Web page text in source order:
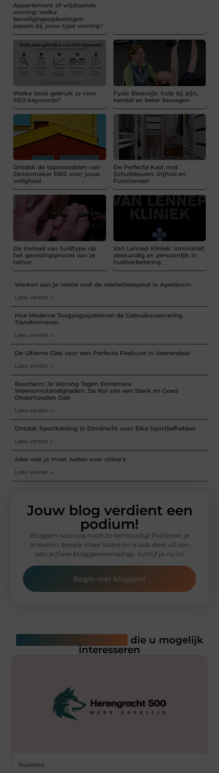
Appartement of vrijstaande
woning: welke
beveiligingsoplossingen
passen bij jouw type woning?
Welke tools gebruik je voor
SEO keywords?
Fysio Bleiswijk: hulp bij pijn,
herstel en beter bewegen
Ontdek de topvoordelen van
Slotenmaker DRS voor jouw
veiligheid
De Perfecte Kast met
Schuifdeuren: Stijlvol en
Functioneel
De invloed van huidtype op
het genezingsproces van je
tattoo
Van Lennep Kliniek: innovatief,
deskundig en persoonlijk in
huidverbetering
Werken aan je relatie met de relatietherapeut in Apeldoorn
Lees verder »
Hoe Moderne Toegangssystemen de Gebruikerservaring
Transformeren
Lees verder »
De Ultieme Gids voor een Perfecte Pedicure in Veenendaal
Lees verder »
Bescherm Je Woning Tegen Extremere
Weersomstandigheden: De Rol van een Sterk en Goed
Onderhouden Dak
Lees verder »
Ontdek Sportkleding in Dordrecht voor Elke Sportliefhebber
Lees verder »
Alles wat je moet weten over chino's
Lees verder »
Jouw blog verdient een
podium!
Bloggen was nog nooit zo eenvoudig! Publiceer je
artikelen, bereik meer lezers en maak deel uit van
een actieve bloggemeenschap. Schrijf je nu in!
Begin met bloggen!
die u mogelijk
interesseren
Business